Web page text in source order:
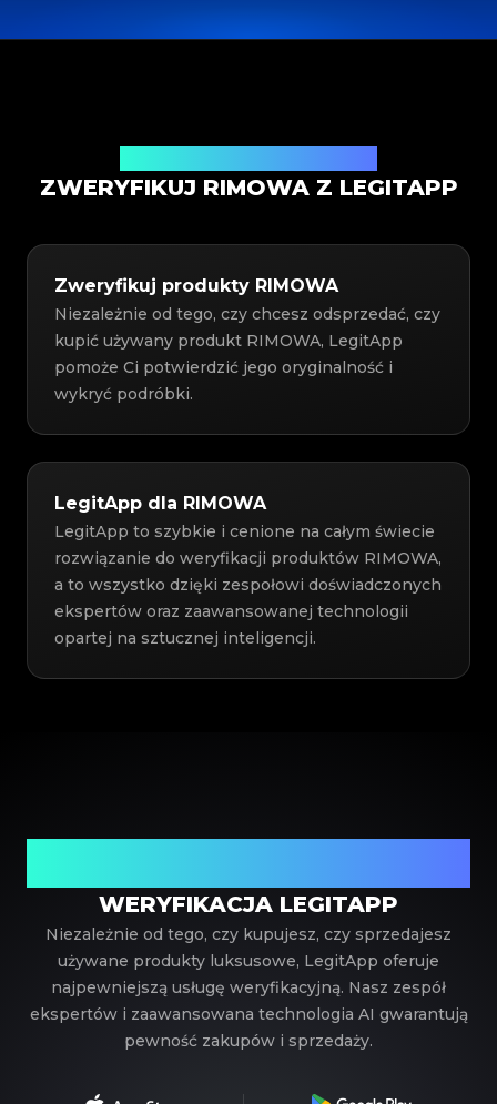
ZWERYFIKUJ RIMOWA Z LEGITAPP
Zweryfikuj produkty RIMOWA
Niezależnie od tego, czy chcesz odsprzedać, czy
kupić używany produkt RIMOWA, LegitApp
pomoże Ci potwierdzić jego oryginalność i
wykryć podróbki.
LegitApp dla RIMOWA
LegitApp to szybkie i cenione na całym świecie
rozwiązanie do weryfikacji produktów RIMOWA,
a to wszystko dzięki zespołowi doświadczonych
ekspertów oraz zaawansowanej technologii
opartej na sztucznej inteligencji.
WERYFIKACJA LEGITAPP
Niezależnie od tego, czy kupujesz, czy sprzedajesz
używane produkty luksusowe, LegitApp oferuje
najpewniejszą usługę weryfikacyjną. Nasz zespół
ekspertów i zaawansowana technologia AI gwarantują
pewność zakupów i sprzedaży.